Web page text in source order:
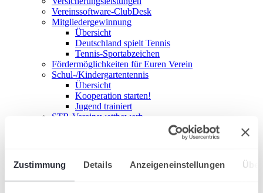
Zustimmung Details Anzeigeneinstellungen
Vereinssoftware-ClubDesk
Mitgliedergewinnung
Übersicht
Deutschland spielt Tennis
Tennis-Sportabzeichen
Fördermöglichkeiten für Euren Verein
Schul-/Kindergartentennis
Übersicht
Kooperation starten!
Jugend trainiert
STB-Vereinswettbewerb
Unterstützung für Eure Internetpräsenz
Bilddatenbank für Vereine
tennis.de - Jobbörse